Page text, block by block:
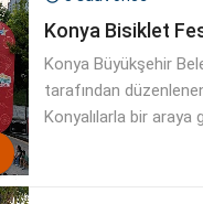
Konya Bisiklet
Konya Büyükşehir
tarafından
Konyalılarla bir araya